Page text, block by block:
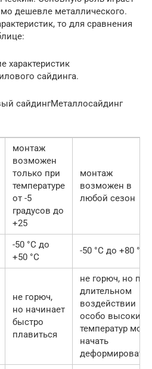
дешевле металлического.
то для сравнения
характеристик
сайдинга.
сайдингМеталлосайдинг
монтаж
возможен
только при
температуре
от -5
градусов до
+25
монтаж
возможен в
любой сезон
-50 °С до
+50 °С
-50 °С до +80 °С
не горюч,
но начинает
быстро
плавиться
не горюч, но при
длительном
воздействии
особо высоких
температур
начать